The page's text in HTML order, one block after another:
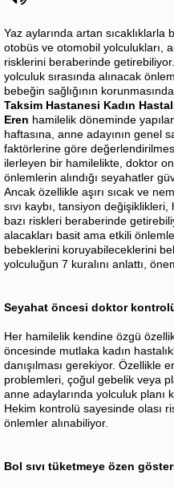
Yaz aylarında artan
otobüs ve otomobil yolculukları,
risklerini beraberinde
yolculuk sırasında alınacak
bebeğin sağlığının
Taksim Hastanesi Kadın
Eren hamilelik döneminde
haftasına, anne adayının genel
faktörlerine göre
ilerleyen bir hamilelikte, doktor
önlemlerin alındığı seyahatler
Ancak özellikle aşırı sıcak ve
sıvı kaybı, tansiyon
bazı riskleri beraberinde
alacakları basit ama etkili
bebeklerini koruyabileceklerini
yolculuğun 7 kuralını anlattı,
Seyahat öncesi doktor
Her hamilelik kendine özgü
öncesinde mutlaka kadın
danışılması gerekiyor. Özellikle
problemleri, çoğul gebelik veya
anne adaylarında yolculuk planı
Hekim kontrolü sayesinde olası
önlemler alınabiliyor.
Bol sıvı tüketmeye özen